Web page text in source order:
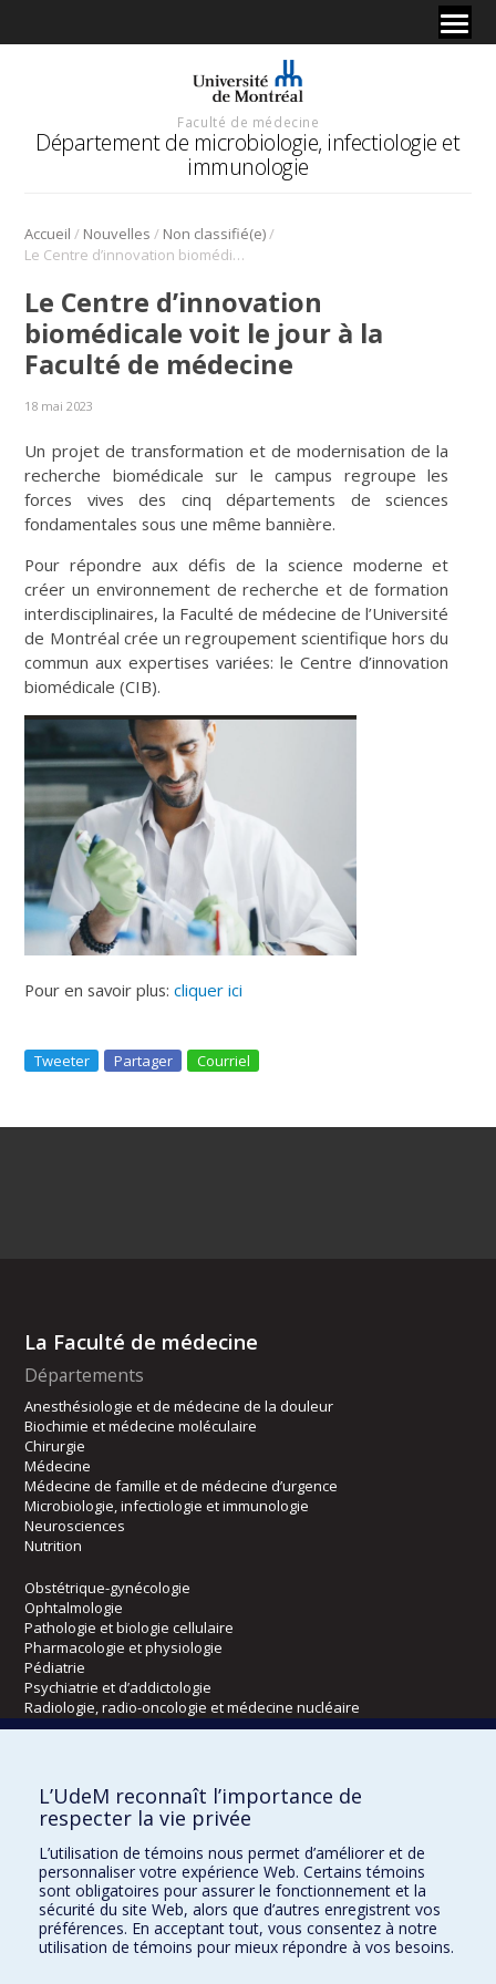
Faculté de médecine
Département de microbiologie, infectiologie et
immunologie
Accueil / Nouvelles / Non classifié(e)/
Le Centre d’innovation biomédicale voit le jour à la Faculté de médecine
Le Centre d’innovation
biomédicale voit le jour à la
Faculté de médecine
18 mai 2023
Un projet de transformation et de modernisation de la
recherche biomédicale sur le campus regroupe les
forces vives des cinq départements de sciences
fondamentales sous une même bannière.
Pour répondre aux défis de la science moderne et
créer un environnement de recherche et de formation
interdisciplinaires, la Faculté de médecine de l’Université
de Montréal crée un regroupement scientifique hors du
commun aux expertises variées: le Centre d’innovation
biomédicale (CIB).
Pour en savoir plus:cliquer ici
Tweeter Partager Courriel
La Faculté de médecine
Départements
Anesthésiologie et de médecine de la douleur
Biochimie et médecine moléculaire
Chirurgie
Médecine
Médecine de famille et de médecine d’urgence
Microbiologie, infectiologie et immunologie
Neurosciences
Nutrition
Obstétrique-gynécologie
Ophtalmologie
Pathologie et biologie cellulaire
Pharmacologie et physiologie
Pédiatrie
Psychiatrie et d’addictologie
Radiologie, radio-oncologie et médecine nucléaire
Kinésiologie et des sciences de l’activité physique
Orthophonie et audiologie
Réadaptation
Directions
DPC
CPASS
L’UdeM reconnaît l’importance de
respecter la vie privée
L’utilisation de témoins nous permet d’améliorer et de
personnaliser votre expérience Web. Certains témoins
sont obligatoires pour assurer le fonctionnement et la
sécurité du site Web, alors que d’autres enregistrent vos
préférences. En acceptant tout, vous consentez à notre
utilisation de témoins pour mieux répondre à vos besoins.